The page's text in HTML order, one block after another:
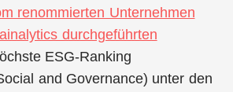
renommierten Unternehmen
durchgeführten
ESG-Ranking
and Governance) unter den